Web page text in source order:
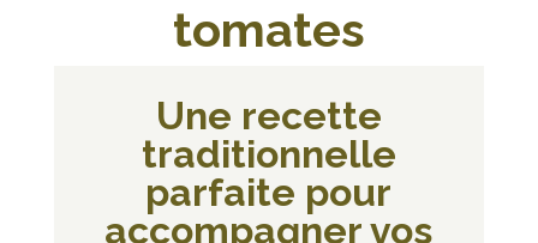
tomates
Une recette
traditionnelle
parfaite pour
accompagner vos